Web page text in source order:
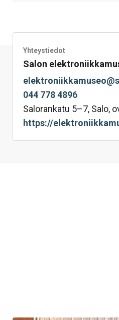
Yhteystiedot
Salon
044 778 4896
Salorankatu 5–7, Salo,
https://